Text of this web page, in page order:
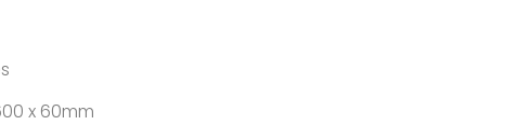
x 60mm